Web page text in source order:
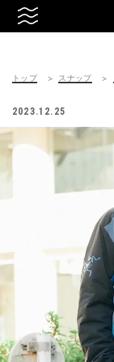
トップ スナップ
2023.12.25